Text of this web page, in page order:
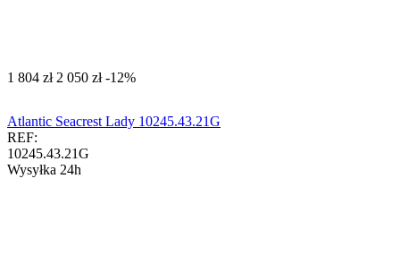
‍1 804‍ zł ‍2 050‍ zł -12%
Atlantic Seacrest Lady 10245.43.21G
REF:
10245.43.21G
Wysyłka 24h